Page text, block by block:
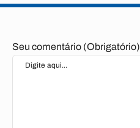
Seu comentário (Obrigatório)